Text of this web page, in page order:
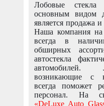
Лобовые
основным видом
является продажа и
Наша компания на
всегда в
обширных
автостекла
возникающие с
всегда поможет
персонал. На
«DeLuxe Auto